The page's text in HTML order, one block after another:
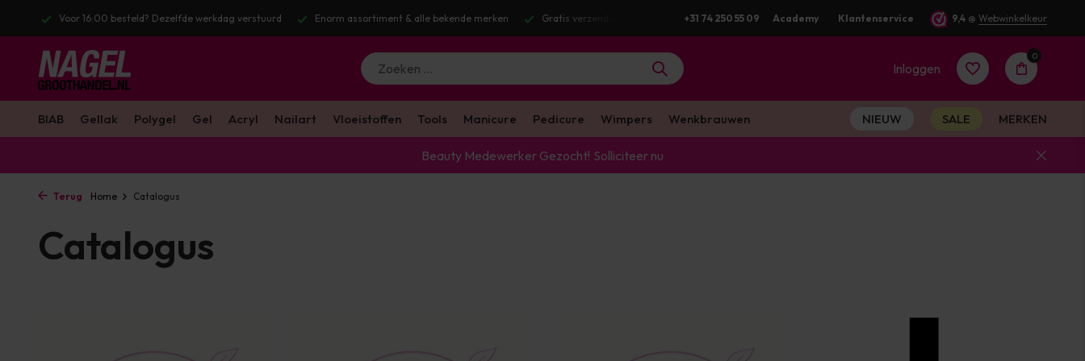
Enorm assortiment & alle bekende merken Gratis verzending v.a. €100 excl. BTW Voor 16:00 besteld? Dezelfde werkdag verstuurd+31 74 250 55 09 Academy Klantenservice 9,4 @ Webwinkelkeur
Inloggen
0
BIAB Gellak Polygel Gel Acryl Nailart Vloeistoffen Tools Manicure Pedicure Wimpers Wenkbrauwen NIEUW SALE MERKEN
Beauty Medewerker Gezocht! Solliciteer nu
Terug Home Catalogus
Catalogus